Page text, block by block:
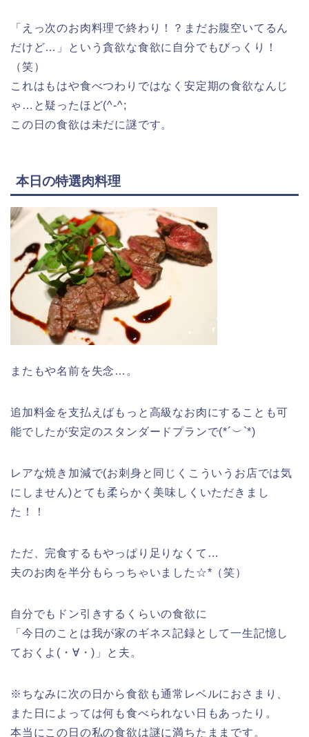
「えっ次のお肉料理で終わり！？まだお腹空いてるん
だけど…」という貪欲な食欲に自分でもびっくり！
（笑）
これはもはや食べつわりではなく安定期の食欲なんじ
ゃ…と疑ったほど(^-^;
この日の食欲は未だに謎です。
本日の特選肉料理
またもや名前を失念…。
追加料金を支払えばもっと高級なお肉にすることも可
能でしたが安定のスタンダードプランで(*´︶`*)
レアな焼き加減で(お刺身と同じくこういうお店では気
にしません)とても柔らかく美味しくいただきまし
た！！
ただ、完食するもやっぱり足りなくて…
夫のお肉を半分もらっちゃいました☆*（笑）
自分でもドン引きするくらいの食欲に
「今日のことは我が家のギネス記録として一生記憶し
ておくよ(・∀・)」と夫。
※ちなみに次の日から食欲も通常レベルにおさまり、
また日によっては何も食べられない日もあったり。
本当にこの日の私の食欲は謎に満ちたままです。